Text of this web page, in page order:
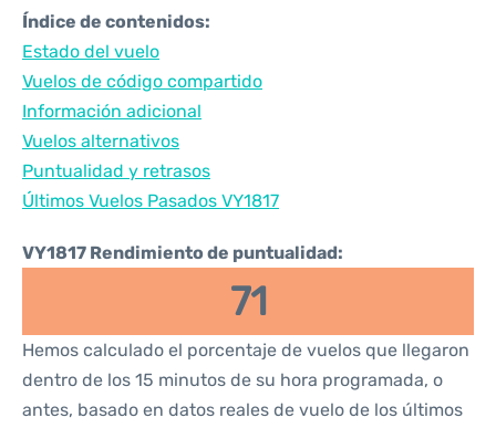
Índice de contenidos:
Estado del vuelo
Vuelos de código compartido
Información adicional
Vuelos alternativos
Puntualidad y retrasos
Últimos Vuelos Pasados VY1817
VY1817 Rendimiento de puntualidad:
71
Hemos calculado el porcentaje de vuelos que llegaron
dentro de los 15 minutos de su hora programada, o
antes, basado en datos reales de vuelo de los últimos